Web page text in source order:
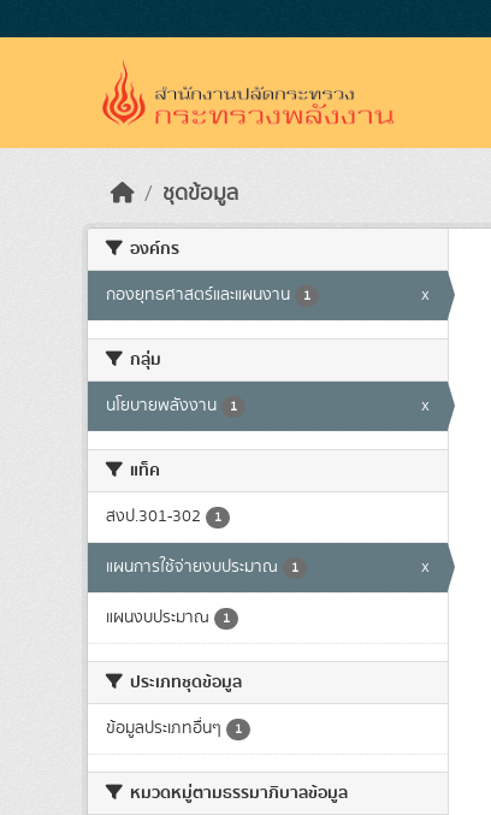
ชุดข้อมูล
องค์กร
กองยุทธศาสตร์และแผนงาน 1 x
กลุ่ม
นโยบายพลังงาน 1 x
แท็ค
สงป.301-302 1
แผนการใช้จ่ายงบประมาณ 1 x
แผนงบประมาณ 1
ประเภทชุดข้อมูล
ข้อมูลประเภทอื่นๆ 1
หมวดหมู่ตามธรรมาภิบาลข้อมูล